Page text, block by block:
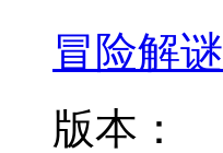
冒险解谜
版本：